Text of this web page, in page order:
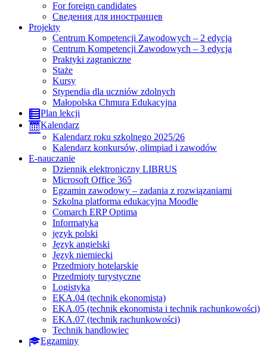
For foreign candidates
Сведения для иностранцев
Projekty
Centrum Kompetencji Zawodowych – 2 edycja
Centrum Kompetencji Zawodowych – 3 edycja
Praktyki zagraniczne
Staże
Kursy
Stypendia dla uczniów zdolnych
Małopolska Chmura Edukacyjna
Plan lekcji
Kalendarz
Kalendarz roku szkolnego 2025/26
Kalendarz konkursów, olimpiad i zawodów
E-nauczanie
Dziennik elektroniczny LIBRUS
Microsoft Office 365
Egzamin zawodowy – zadania z rozwiązaniami
Szkolna platforma edukacyjna Moodle
Comarch ERP Optima
Informatyka
język polski
Język angielski
Język niemiecki
Przedmioty hotelarskie
Przedmioty turystyczne
Logistyka
EKA.04 (technik ekonomista)
EKA.05 (technik ekonomista i technik rachunkowości)
EKA.07 (technik rachunkowości)
Technik handlowiec
Egzaminy